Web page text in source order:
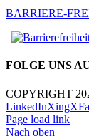
BARRIERE-
FOLGE UNS
COPYRIGHT
LinkedInXingX
Page load link
Nach oben